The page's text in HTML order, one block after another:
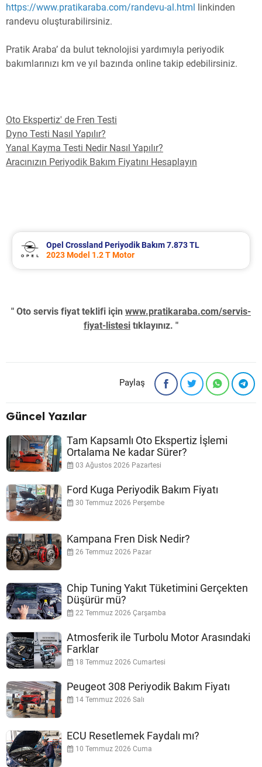
https://www.pratikaraba.com/randevu-al.html linkinden
randevu oluşturabilirsiniz.
Pratik Araba’ da bulut teknolojisi yardımıyla periyodik
bakımlarınızı km ve yıl bazında online takip edebilirsiniz.
Oto Ekspertiz' de Fren Testi
Dyno Testi Nasıl Yapılır?
Yanal Kayma Testi Nedir Nasıl Yapılır?
Aracınızın Periyodik Bakım Fiyatını Hesaplayın
Opel Crossland Periyodik Bakım 7.873 TL
2023 Model 1.2 T Motor
" Oto servis fiyat teklifi için www.pratikaraba.com/servis-
fiyat-listesi tıklayınız. "
Paylaş
Güncel Yazılar
Tam Kapsamlı Oto Ekspertiz İşlemi
Ortalama Ne kadar Sürer?
03 Ağustos 2026 Pazartesi
Ford Kuga Periyodik Bakım Fiyatı
30 Temmuz 2026 Perşembe
Kampana Fren Disk Nedir?
26 Temmuz 2026 Pazar
Chip Tuning Yakıt Tüketimini Gerçekten
Düşürür mü?
22 Temmuz 2026 Çarşamba
Atmosferik ile Turbolu Motor Arasındaki
Farklar
18 Temmuz 2026 Cumartesi
Peugeot 308 Periyodik Bakım Fiyatı
14 Temmuz 2026 Salı
ECU Resetlemek Faydalı mı?
10 Temmuz 2026 Cuma